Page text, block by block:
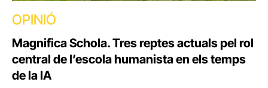
OPINIÓ
Magnifica Schola. Tres reptes actuals pel rol
central de l’escola humanista en els temps
de la IA